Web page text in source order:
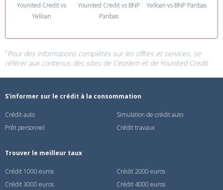
Younited Credit vs
Yelloan
Younited Credit vs BNP
Paribas
Yelloan vs BNP Paribas
*Pour des informations complètes sur les offres et services, se
référer aux contenus des sites de Cetelemet de Younited Credit
S'informer sur le crédit à la consommation
Crédit auto
Simulation de crédit auto
Prêt personnel
Crédit travaux
Trouver le meilleur taux
Crédit 1000 euros
Crédit 2000 euros
Crédit 3000 euros
Crédit 4000 euros